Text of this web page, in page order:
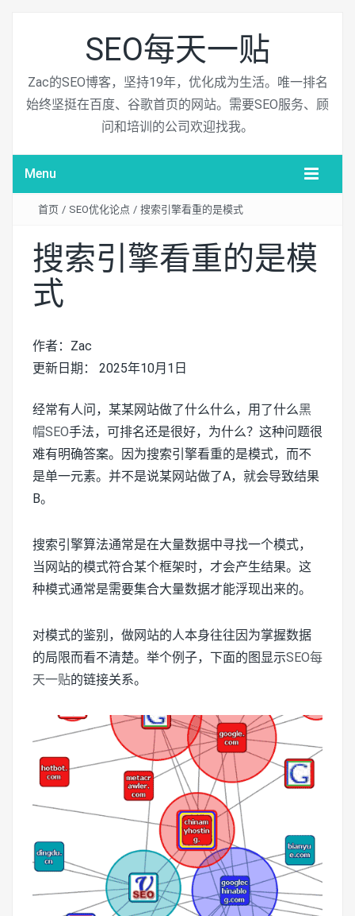
SEO每天一贴
Zac的SEO博客，坚持19年，优化成为生活。唯一排名
始终坚挺在百度、谷歌首页的网站。需要SEO服务、顾
问和培训的公司欢迎找我。
Menu
首页 / SEO优化论点 / 搜索引擎看重的是模式
搜索引擎看重的是模
式
作者：Zac
更新日期： 2025年10月1日
经常有人问，某某网站做了什么什么，用了什么黑
帽SEO手法，可排名还是很好，为什么？这种问题很
难有明确答案。因为搜索引擎看重的是模式，而不
是单一元素。并不是说某网站做了A，就会导致结果
B。
搜索引擎算法通常是在大量数据中寻找一个模式，
当网站的模式符合某个框架时，才会产生结果。这
种模式通常是需要集合大量数据才能浮现出来的。
对模式的鉴别，做网站的人本身往往因为掌握数据
的局限而看不清楚。举个例子，下面的图显示SEO每
天一贴的链接关系。